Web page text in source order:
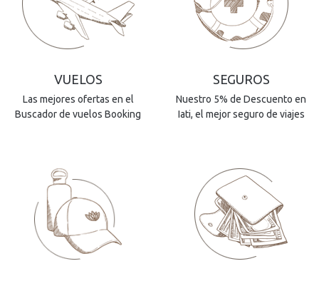
VUELOS
Las mejores ofertas en el
Buscador de vuelos Booking
SEGUROS
Nuestro 5% de Descuento en
Iati, el mejor seguro de viajes